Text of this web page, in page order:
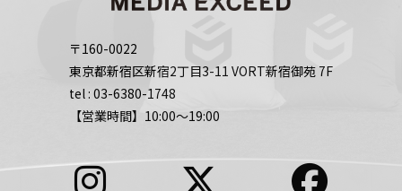
〒160-0022
東京都新宿区新宿2丁目3-11 VORT新宿御苑 7F
tel : 03-6380-1748
【営業時間】10:00～19:00